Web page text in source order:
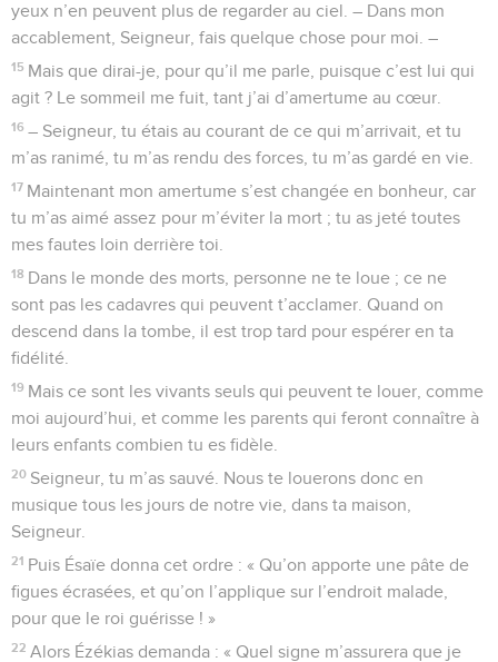
yeux n’en peuvent plus de regarder au ciel. – Dans mon
accablement, Seigneur, fais quelque chose pour moi. –
15 Mais que dirai-je, pour qu’il me parle, puisque c’est lui qui
agit ? Le sommeil me fuit, tant j’ai d’amertume au cœur.
16 – Seigneur, tu étais au courant de ce qui m’arrivait, et tu
m’as ranimé, tu m’as rendu des forces, tu m’as gardé en vie.
17 Maintenant mon amertume s’est changée en bonheur, car
tu m’as aimé assez pour m’éviter la mort ; tu as jeté toutes
mes fautes loin derrière toi.
18 Dans le monde des morts, personne ne te loue ; ce ne
sont pas les cadavres qui peuvent t’acclamer. Quand on
descend dans la tombe, il est trop tard pour espérer en ta
fidélité.
19 Mais ce sont les vivants seuls qui peuvent te louer, comme
moi aujourd’hui, et comme les parents qui feront connaître à
leurs enfants combien tu es fidèle.
20 Seigneur, tu m’as sauvé. Nous te louerons donc en
musique tous les jours de notre vie, dans ta maison,
Seigneur.
21 Puis Ésaïe donna cet ordre : « Qu’on apporte une pâte de
figues écrasées, et qu’on l’applique sur l’endroit malade,
pour que le roi guérisse ! »
22 Alors Ézékias demanda : « Quel signe m’assurera que je